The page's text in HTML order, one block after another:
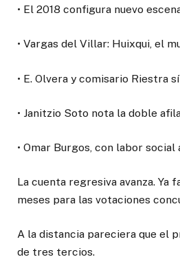
• El 2018 configura nuevo
• Vargas del Villar: Huixqui, el
• E. Olvera y comisario Riestra
• Janitzio Soto nota la doble
• Omar Burgos, con labor social
La cuenta regresiva avanza. Ya
meses para las votaciones
A la distancia pareciera que el
de tres tercios.